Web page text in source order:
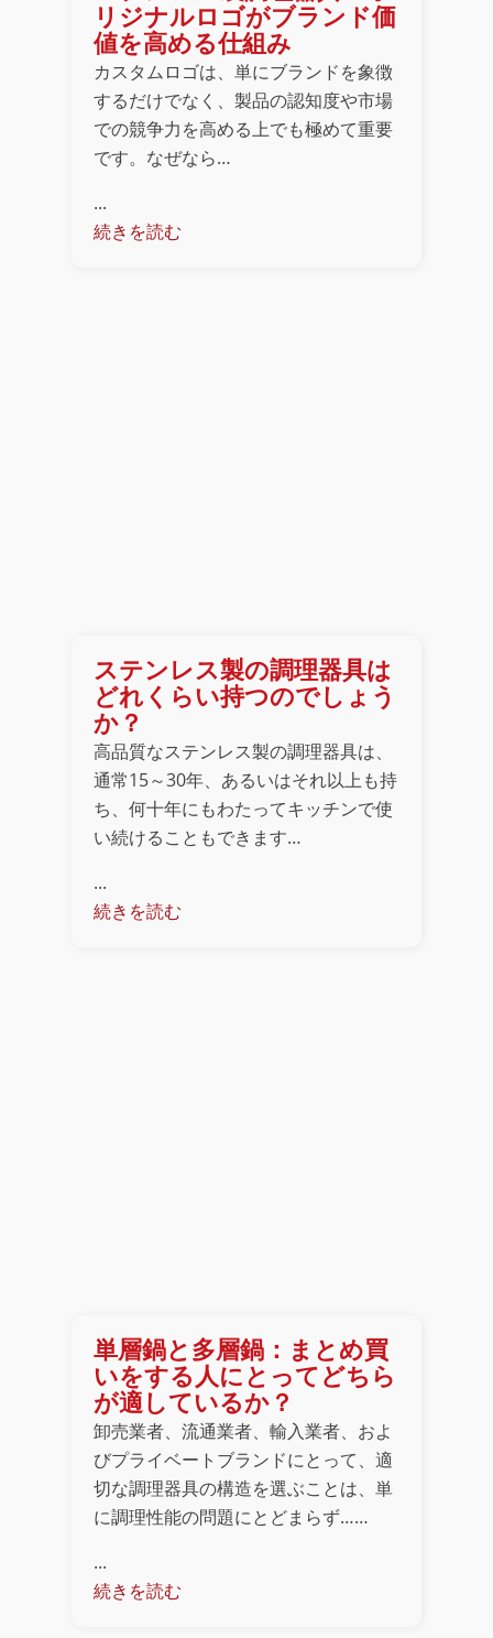
リジナルロゴがブランド価
値を高める仕組み
カスタムロゴは、単にブランドを象徴
するだけでなく、製品の認知度や市場
での競争力を高める上でも極めて重要
です。なぜなら…
...
続きを読む
ステンレス製の調理器具は
どれくらい持つのでしょう
か？
高品質なステンレス製の調理器具は、
通常15～30年、あるいはそれ以上も持
ち、何十年にもわたってキッチンで使
い続けることもできます…
...
続きを読む
単層鍋と多層鍋：まとめ買
いをする人にとってどちら
が適しているか？
卸売業者、流通業者、輸入業者、およ
びプライベートブランドにとって、適
切な調理器具の構造を選ぶことは、単
に調理性能の問題にとどまらず……
...
続きを読む